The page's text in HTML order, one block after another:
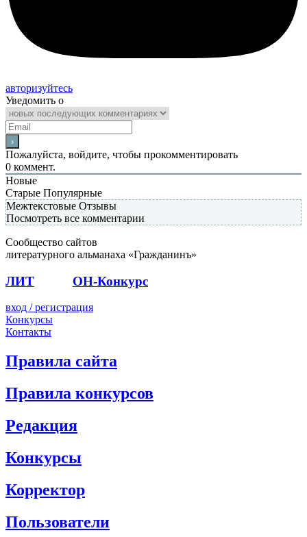
авторизуйтесь
Уведомить о
Пожалуйста, войдите, чтобы прокомментировать
0 коммент.
Новые
Старые Популярные
Межтекстовые Отзывы
Посмотреть все комментарии
Сообщество сайтов
литературного альманаха «Гражданинъ»
ЛИТ ОН-Конкурс
вход / регистрация
Конкурсы
Контакты
Правила сайта
Правила конкурсов
Редакция
Конкурсы
Корректор
Пользователи